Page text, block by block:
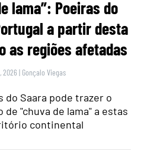
lama”: Poeiras do
a partir desta
as regiões afetadas
2026 | Gonçalo Viegas
do Saara pode trazer o
"chuva de lama" a estas
continental